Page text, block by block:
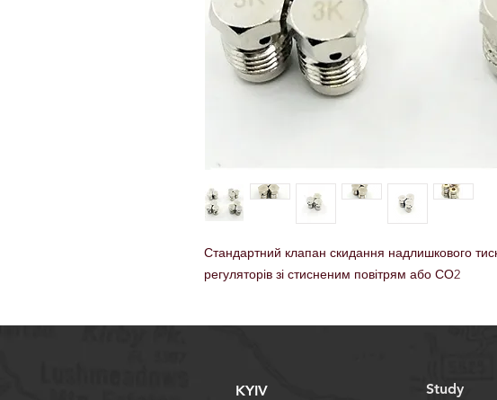
Стандартний клапан скидання надлишкового
регуляторів зі стисненим повітрям або СО2
KYIV Study